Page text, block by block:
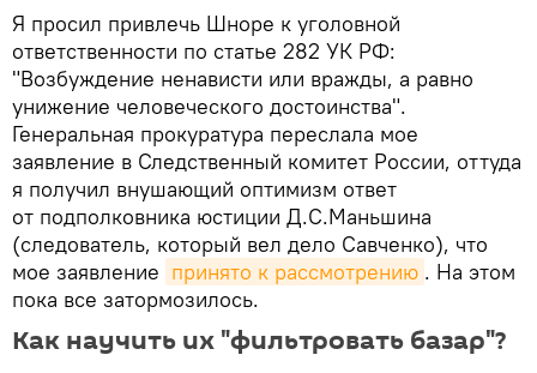
Я просил привлечь Шноре к уголовной
ответственности по статье 282 УК РФ:
"Возбуждение ненависти или вражды, а равно
унижение человеческого достоинства".
Генеральная прокуратура переслала мое
заявление в Следственный комитет России, оттуда
я получил внушающий оптимизм ответ
от подполковника юстиции Д.С.Маньшина
(следователь, который вел дело Савченко), что
мое заявление принято к рассмотрению . На этом
пока все затормозилось.
Как научить их "фильтровать базар"?